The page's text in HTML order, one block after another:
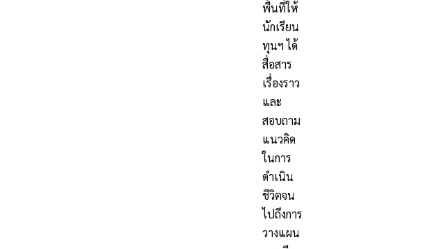
พื้นที่ให้
นักเรียน
ทุนฯ ได้
สื่อสาร
เรื่องราว
และ
สอบถาม
แนวคิด
ในการ
ดำเนิน
ชีวิตจน
ไปถึงการ
วางแผน